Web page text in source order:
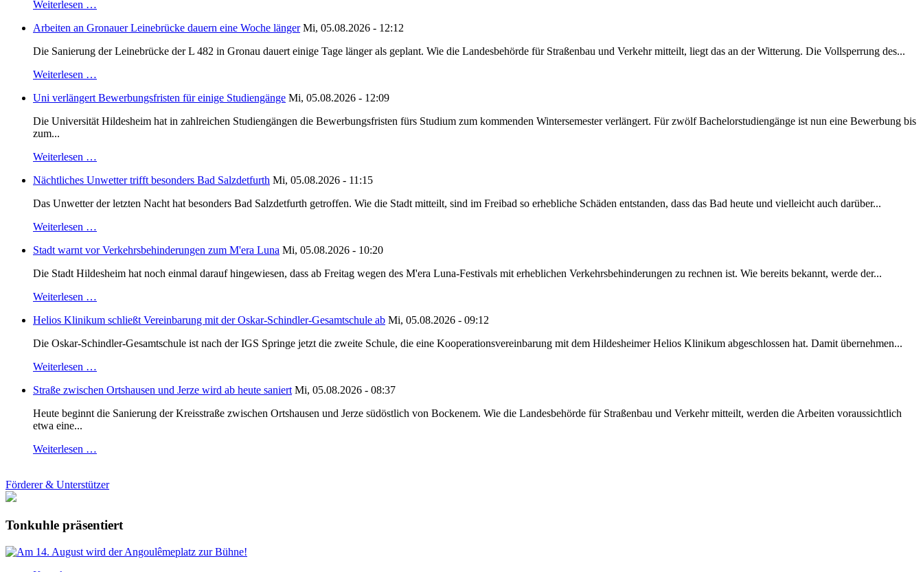
Weiterlesen …
Arbeiten an Gronauer Leinebrücke dauern eine Woche länger Mi, 05.08.2026 - 12:12
Die Sanierung der Leinebrücke der L 482 in Gronau dauert einige Tage länger als geplant. Wie die Landesbehörde für Straßenbau und Verkehr mitteilt, liegt das an der Witterung. Die Vollsperrung des...
Weiterlesen …
Uni verlängert Bewerbungsfristen für einige Studiengänge Mi, 05.08.2026 - 12:09
Die Universität Hildesheim hat in zahlreichen Studiengängen die Bewerbungsfristen fürs Studium zum kommenden Wintersemester verlängert. Für zwölf Bachelorstudiengänge ist nun eine Bewerbung bis
zum...
Weiterlesen …
Nächtliches Unwetter trifft besonders Bad Salzdetfurth Mi, 05.08.2026 - 11:15
Das Unwetter der letzten Nacht hat besonders Bad Salzdetfurth getroffen. Wie die Stadt mitteilt, sind im Freibad so erhebliche Schäden entstanden, dass das Bad heute und vielleicht auch darüber...
Weiterlesen …
Stadt warnt vor Verkehrsbehinderungen zum M'era Luna Mi, 05.08.2026 - 10:20
Die Stadt Hildesheim hat noch einmal darauf hingewiesen, dass ab Freitag wegen des M'era Luna-Festivals mit erheblichen Verkehrsbehinderungen zu rechnen ist. Wie bereits bekannt, werde der...
Weiterlesen …
Helios Klinikum schließt Vereinbarung mit der Oskar-Schindler-Gesamtschule ab Mi, 05.08.2026 - 09:12
Die Oskar-Schindler-Gesamtschule ist nach der IGS Springe jetzt die zweite Schule, die eine Kooperationsvereinbarung mit dem Hildesheimer Helios Klinikum abgeschlossen hat. Damit übernehmen...
Weiterlesen …
Straße zwischen Ortshausen und Jerze wird ab heute saniert Mi, 05.08.2026 - 08:37
Heute beginnt die Sanierung der Kreisstraße zwischen Ortshausen und Jerze südöstlich von Bockenem. Wie die Landesbehörde für Straßenbau und Verkehr mitteilt, werden die Arbeiten voraussichtlich
etwa eine...
Weiterlesen …
Förderer & Unterstützer
Tonkuhle präsentiert